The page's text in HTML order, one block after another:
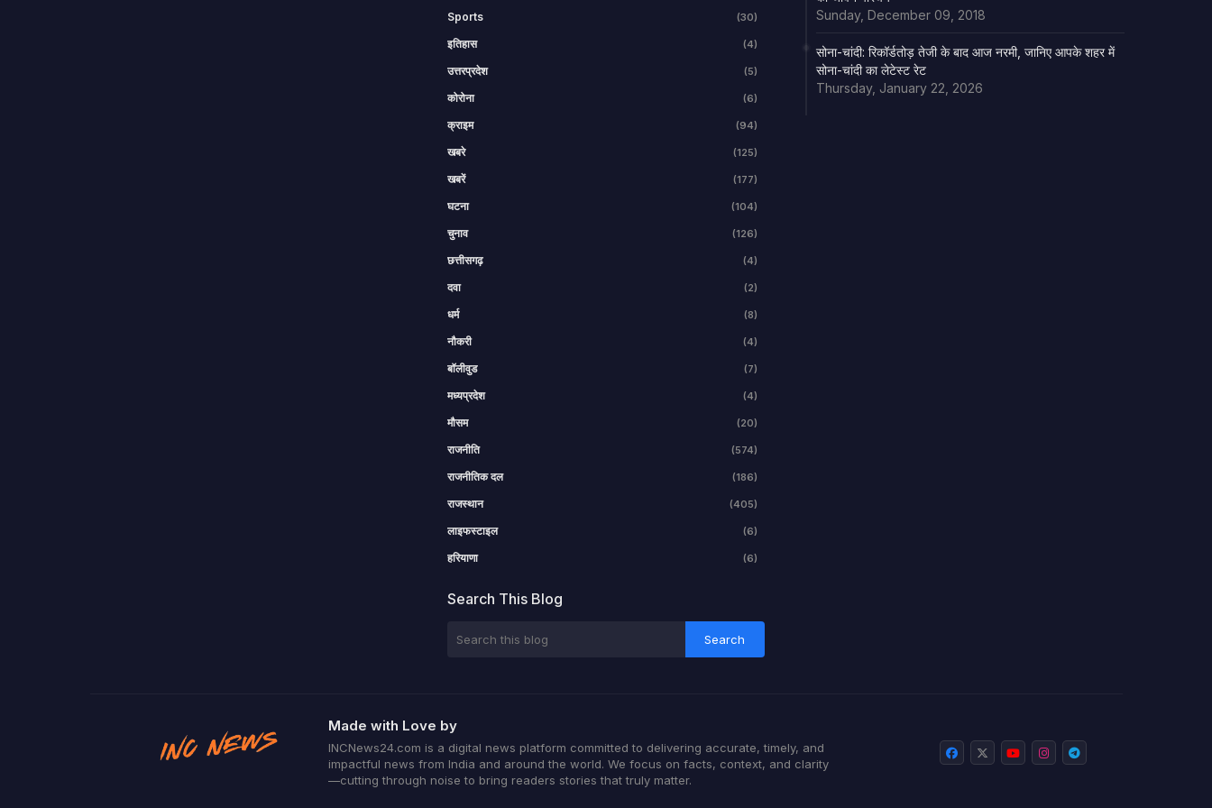
Sports (30)
इतिहास (4)
उत्तरप्रदेश (5)
कोरोना (6)
क्राइम (94)
खबरे (125)
खबरें (177)
घटना (104)
चुनाव (126)
छत्तीसगढ़ (4)
दवा (2)
धर्म (8)
नौकरी (4)
बॉलीवुड (7)
मध्यप्रदेश (4)
मौसम (20)
राजनीति (574)
राजनीतिक दल (186)
राजस्थान (405)
लाइफस्टाइल (6)
हरियाणा (6)
Search This Blog
Sunday, December 09, 2018
सोना-चांदी: रिकॉर्डतोड़ तेजी के बाद आज नरमी, जानिए आपके शहर में
सोना-चांदी का लेटेस्ट रेट
Thursday, January 22, 2026
Made with Love by
INCNews24.com is a digital news platform committed to delivering accurate, timely, and
impactful news from India and around the world. We focus on facts, context, and clarity
—cutting through noise to bring readers stories that truly matter.